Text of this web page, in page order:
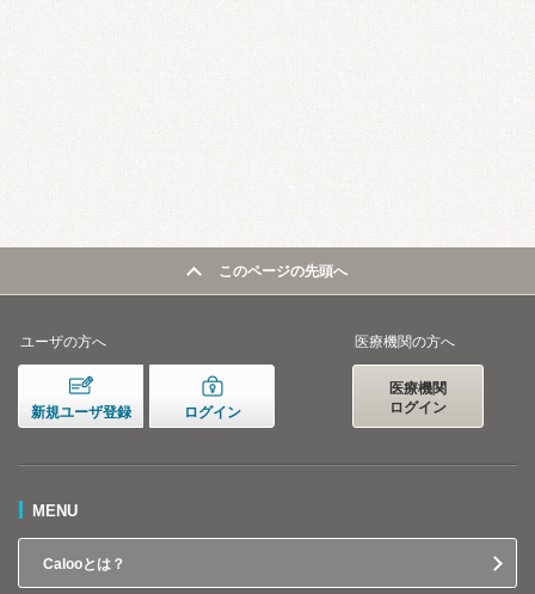
このページの先頭へ
ユーザの方へ
新規ユーザ登録 ログイン
医療機関の方へ
医療機関
ログイン
MENU
Calooとは？